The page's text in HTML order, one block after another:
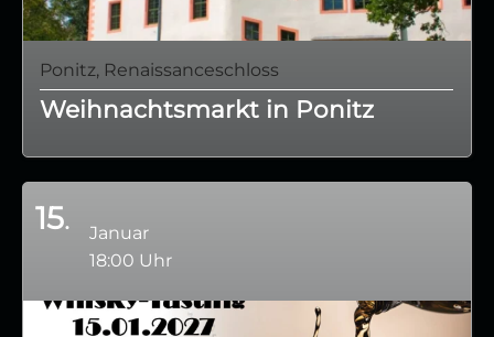
Ponitz, Renaissanceschloss
Weihnachtsmarkt in Ponitz
15
Januar
18:00 Uhr